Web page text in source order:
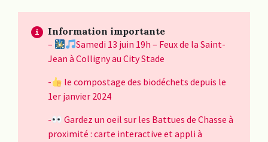
Information importante
–
Samedi 13 juin 19h – Feux de la Saint-
Jean à Colligny au City Stade
-
le compostage des biodéchets depuis le
1er janvier 2024
-
Gardez un oeil sur les Battues de Chasse à
proximité : carte interactive et appli à